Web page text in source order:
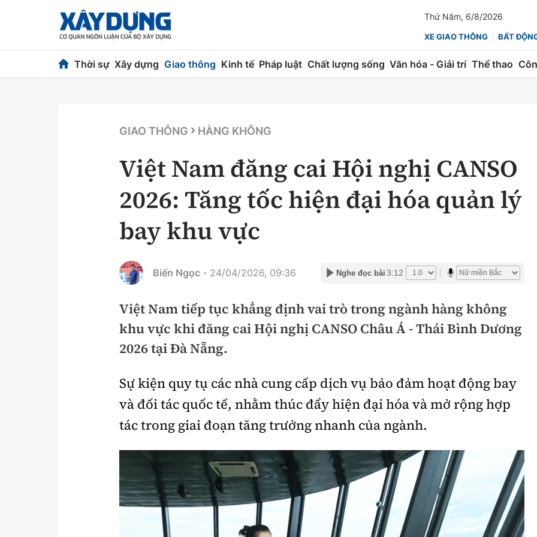
Thứ Năm, 6/8/2026
XE GIAO THÔNG BẤT
Thời sự Xây dựng Giao thông Kinh tế Pháp luật Chất lượng sống Văn hóa - Giải trí Thể thao
Chuyện dọc đường
Chỉ đạo điều hành
Vật liệu xây dựng
Giám định chất lượng
Quản lý đô thị
Hàng không
Đường sắt
Hàng hải
Đường sắt đô thị
Mời thầu - Đấu thầu
Thi viết về Ngành
Chứng khoán
Bảo hiểm
An ninh hình sự
An toàn giao thông
Giao thông 24h
ATGT địa phương
Lái xe an toàn
Chung tay vì ATGT
Chất lượng sống Văn hóa - Giải Trí
Văn hóa
Thể thao
Bóng đá
Công nghệ
Công nghệ mới
GIAO THÔNG HÀNG KHÔNG
Việt Nam đăng cai Hội nghị CANSO
2026: Tăng tốc hiện đại hóa quản lý
bay khu vực
Biển Ngọc - 24/04/2026, 09:36 Nghe đọc bài 3:12
Việt Nam tiếp tục khẳng định vai trò trong ngành hàng không
khu vực khi đăng cai Hội nghị CANSO Châu Á - Thái Bình Dương
2026 tại Đà Nẵng.
Sự kiện quy tụ các nhà cung cấp dịch vụ bảo đảm hoạt động bay
và đối tác quốc tế, nhằm thúc đẩy hiện đại hóa và mở rộng hợp
tác trong giai đoạn tăng trưởng nhanh của ngành.